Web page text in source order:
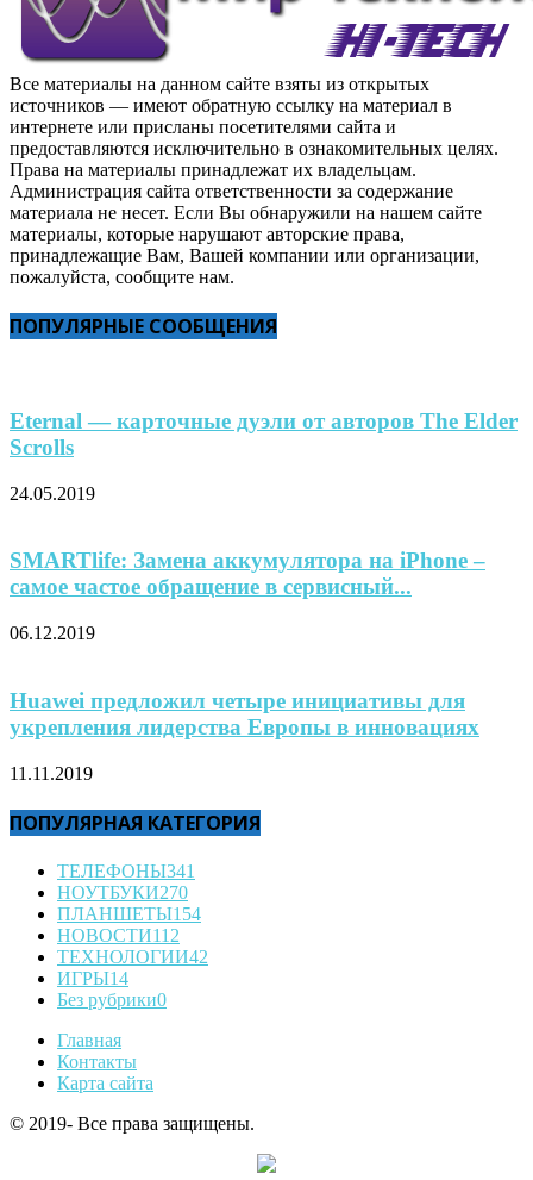
Все материалы на данном сайте взяты из открытых
источников — имеют обратную ссылку на материал в
интернете или присланы посетителями сайта и
предоставляются исключительно в ознакомительных целях.
Права на материалы принадлежат их владельцам.
Администрация сайта ответственности за содержание
материала не несет. Если Вы обнаружили на нашем сайте
материалы, которые нарушают авторские права,
принадлежащие Вам, Вашей компании или организации,
пожалуйста, сообщите нам.
ПОПУЛЯРНЫЕ СООБЩЕНИЯ
Eternal — карточные дуэли от авторов The Elder
Scrolls
24.05.2019
SMARTlife: Замена аккумулятора на iPhone –
самое частое обращение в сервисный...
06.12.2019
Huawei предложил четыре инициативы для
укрепления лидерства Европы в инновациях
11.11.2019
ПОПУЛЯРНАЯ КАТЕГОРИЯ
ТЕЛЕФОНЫ341
НОУТБУКИ270
ПЛАНШЕТЫ154
НОВОСТИ112
ТЕХНОЛОГИИ42
ИГРЫ14
Без рубрики0
Главная
Контакты
Карта сайта
© 2019- Все права защищены.